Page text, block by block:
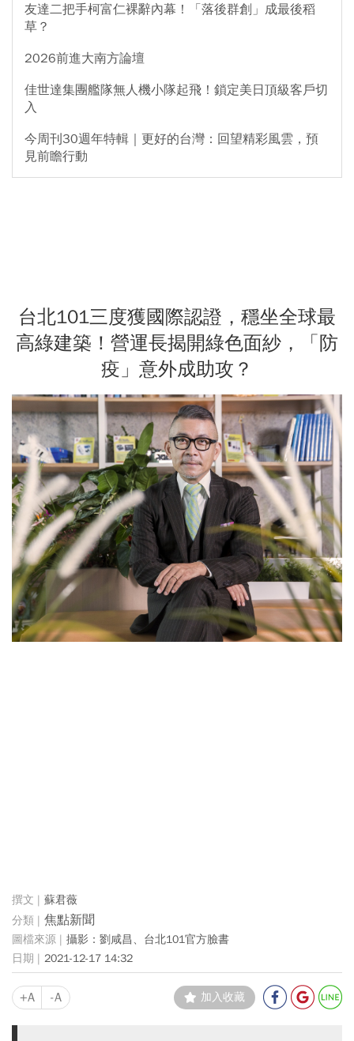
友達二把手柯富仁裸辭內幕！「落後群創」成最後稻
草？
2026前進大南方論壇
佳世達集團艦隊無人機小隊起飛！鎖定美日頂級客戶切
入
今周刊30週年特輯｜更好的台灣：回望精彩風雲，預
見前瞻行動
台北101三度獲國際認證，穩坐全球最
高綠建築！營運長揭開綠色面紗，「防
疫」意外成助攻？
蘇君薇
焦點新聞
攝影：劉咸昌、台北101官方臉書
2021-12-17 14:32
+A -A 加入收藏